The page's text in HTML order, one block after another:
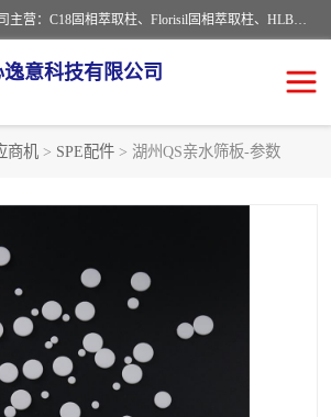
河北艺心逸意科技有限公司主营：C18固相萃取柱、Florisil固相萃取柱、HLB固相萃取柱、MCX固相萃取柱、QuEChERS、固相萃取空柱、针式过滤器 、固相萃取柱、黄曲霉毒素亲和柱。全国咨询热线：18630105913。河北艺心逸意科技有限公司接受来样定做，我们秉承着“顾客至上，锐意进取”的经营理念，坚持客户至上的原则为广大客户提供优质的服务，欢迎广大客户惠顾！免费咨询！
意科技有限公司
商机 > SPE配件 > 湖州QS亲水筛板-参数
SPE填料
过滤器/滤膜
SPE配件